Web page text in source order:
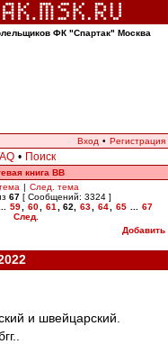
ФК "Спартак" Москва
Вход • Регистрация
• Поиск
книга ВВ
| След. тема
67 [ Сообщений: 3324 ]
59 60 61 62 63 64 65
67
След.
Добавить
и швейцарский.